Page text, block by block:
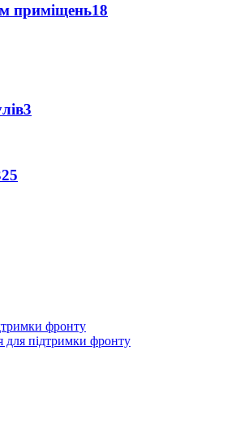
приміщень18
3
25
підтримки фронту